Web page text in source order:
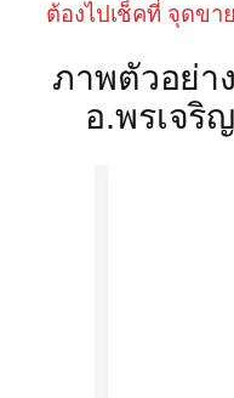
ต้องไปเช็คที่ จุดขา
ภาพตัวอย่า
อ.พรเจริ